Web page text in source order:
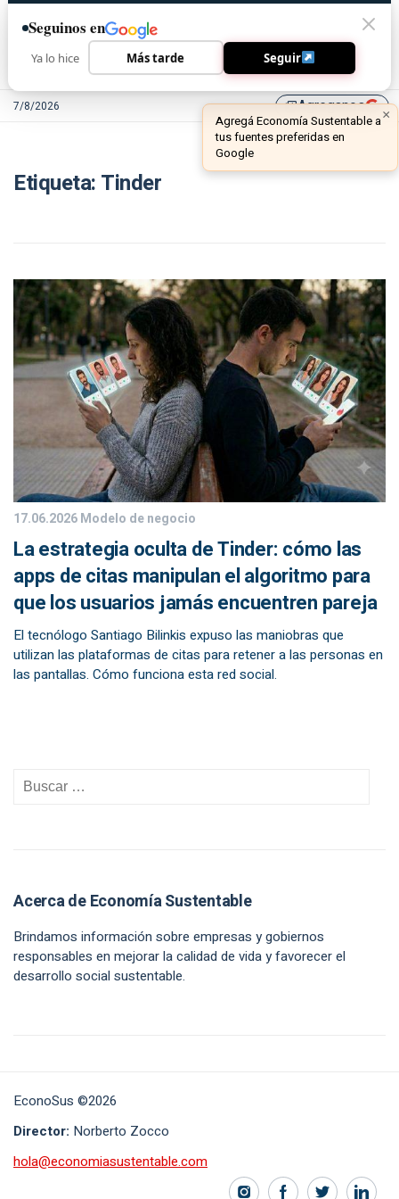
7/8/2026 library_addAgreganos ×
Agregá Economía Sustentable a
tus fuentes preferidas en
Google
Etiqueta: Tinder
17.06.2026Modelo de negocio
La estrategia oculta de Tinder: cómo las
apps de citas manipulan el algoritmo para
que los usuarios jamás encuentren pareja
El tecnólogo Santiago Bilinkis expuso las maniobras que
utilizan las plataformas de citas para retener a las personas en
las pantallas. Cómo funciona esta red social.
Acerca de Economía Sustentable
Brindamos información sobre empresas y gobiernos
responsables en mejorar la calidad de vida y favorecer el
desarrollo social sustentable.
EconoSus ©2026
Director: Norberto Zocco
hola@economiasustentable.com
Seguinos en
Ya lo hice Más tarde Seguir